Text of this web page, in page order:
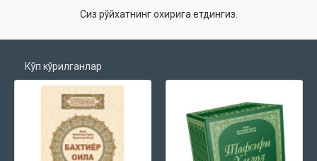
Сиз рўйхатнинг охирига етдингиз.
Кўп кўрилганлар